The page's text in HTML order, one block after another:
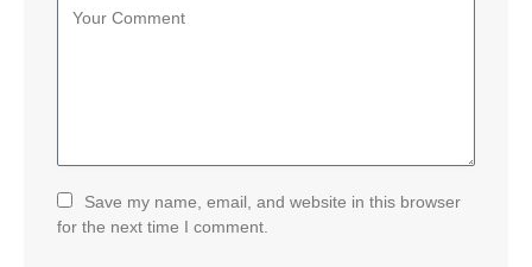
Save my name, email, and website in this browser
for the next time I comment.